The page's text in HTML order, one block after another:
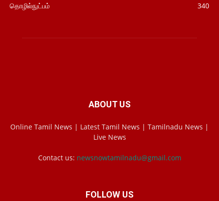
தொழில்நுட்பம்
340
ABOUT US
Online Tamil News | Latest Tamil News | Tamilnadu News |
Live News
Contact us: newsnowtamilnadu@gmail.com
FOLLOW US